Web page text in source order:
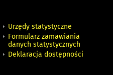
Urzędy statystyczne
Formularz zamawiania
danych statystycznych
Deklaracja dostępności